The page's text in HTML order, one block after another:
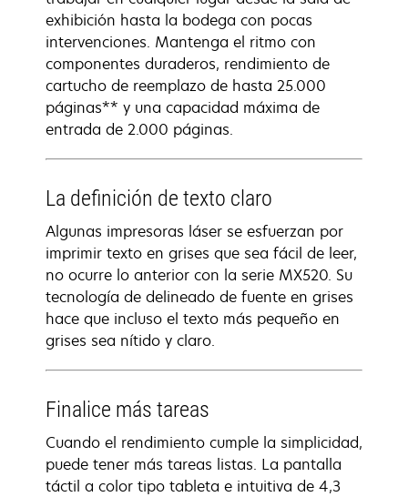
exhibición hasta la bodega con pocas
intervenciones. Mantenga el ritmo con
componentes duraderos, rendimiento de
cartucho de reemplazo de hasta 25.000
páginas** y una capacidad máxima de
entrada de 2.000 páginas.
La definición de texto claro
Algunas impresoras láser se esfuerzan por
imprimir texto en grises que sea fácil de leer,
no ocurre lo anterior con la serie MX520. Su
tecnología de delineado de fuente en grises
hace que incluso el texto más pequeño en
grises sea nítido y claro.
Finalice más tareas
Cuando el rendimiento cumple la simplicidad,
puede tener más tareas listas. La pantalla
táctil a color tipo tableta e intuitiva de 4,3